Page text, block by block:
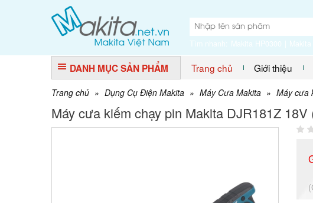
Tìm nhanh: Makita HP0300
DANH MỤC SẢN PHẨM Trang chủ Giới thiệu
Trang chủ » Dụng Cụ Điện Makita » Máy Cưa Makita » Máy cưa
Máy cưa kiếm chạy pin Makita DJR181Z